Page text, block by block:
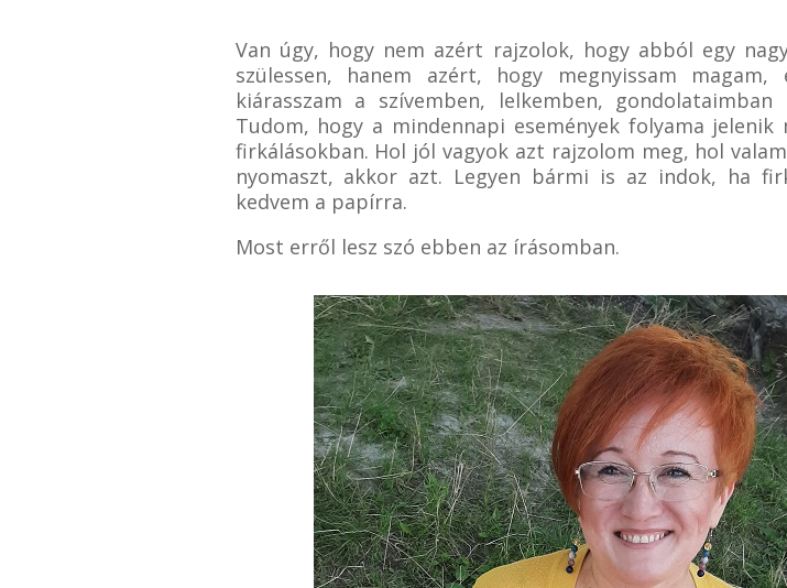
Van úgy, hogy nem azért rajzolok, hogy abból egy
szülessen, hanem azért, hogy megnyissam magam,
kiárasszam a szívemben, lelkemben,
Tudom, hogy a mindennapi események folyama jelenik
firkálásokban. Hol jól vagyok azt rajzolom meg, hol
nyomaszt, akkor azt. Legyen bármi is az indok, ha
kedvem a papírra.
Most erről lesz szó ebben az írásomban.